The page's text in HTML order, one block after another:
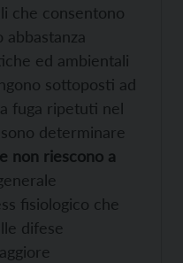
che consentono
ed ambientali
sottoposti ad
fuga ripetuti nel
determinare
non riescono a
fisiologico che
difese